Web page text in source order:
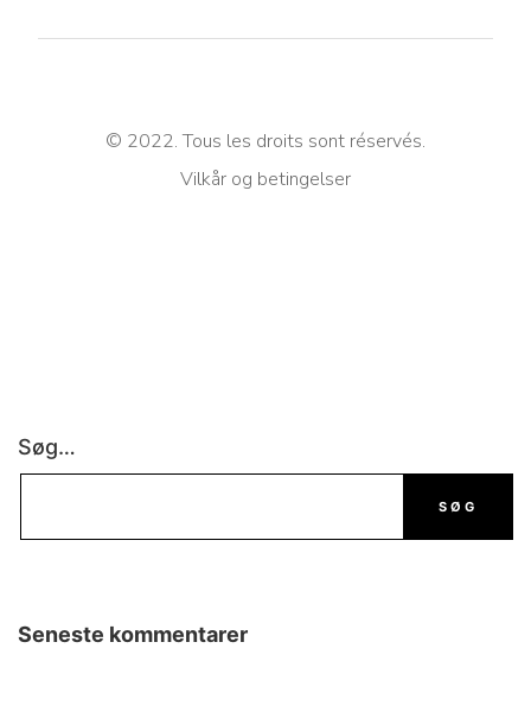
© 2022. Tous les droits sont réservés.
Vilkår og betingelser
Søg…
Seneste kommentarer